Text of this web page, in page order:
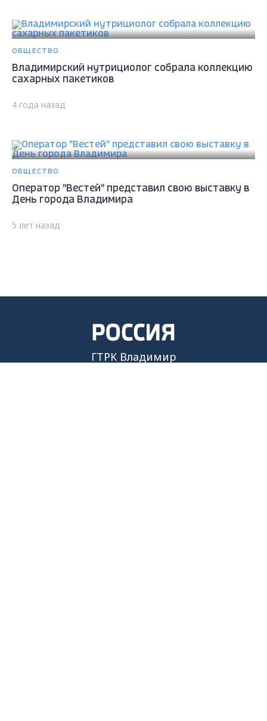
ОБЩЕСТВО
Владимирский нутрициолог собрала коллекцию
сахарных пакетиков
4 года назад
ОБЩЕСТВО
Оператор "Вестей" представил свою выставку в
День города Владимира
5 лет назад
ГТРК Владимир